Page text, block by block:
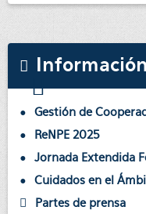
Información
Gestión de
ReNPE 2025
Jornada Extendida
Cuidados en el
Partes de prensa